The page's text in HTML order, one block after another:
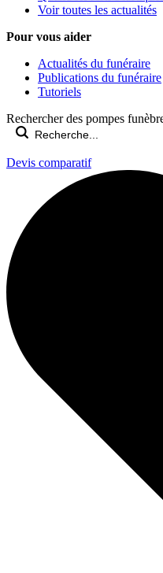
Voir toutes les actualités
Pour vous aider
Actualités du funéraire
Publications du funéraire
Tutoriels
Rechercher des pompes
Devis comparatif